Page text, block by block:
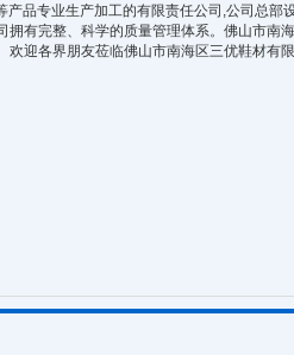
产品专业生产加工的有限责任公司,公司总部
拥有完整、科学的质量管理体系。佛山市南
欢迎各界朋友莅临佛山市南海区三优鞋材有